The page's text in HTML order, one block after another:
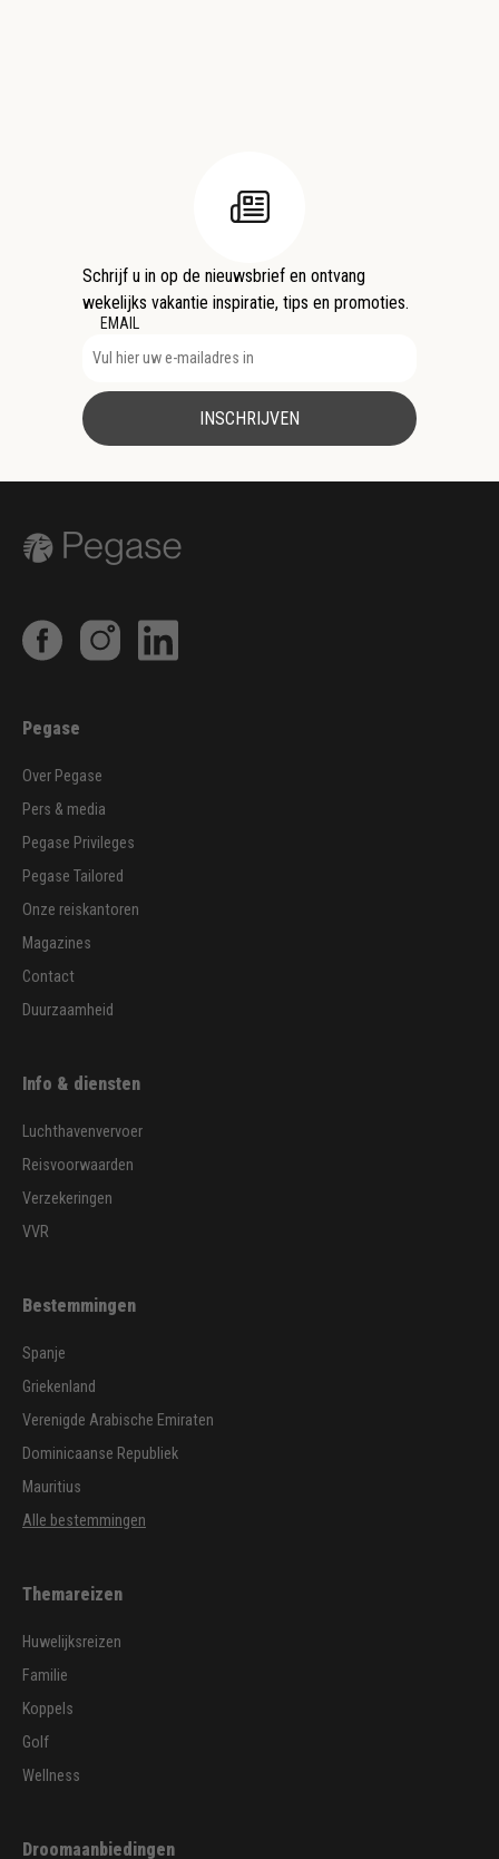
Schrijf u in op de nieuwsbrief en ontvang
wekelijks vakantie inspiratie, tips en promoties.
EMAIL
INSCHRIJVEN
Pegase
Over Pegase
Pers & media
Pegase Privileges
Pegase Tailored
Onze reiskantoren
Magazines
Contact
Duurzaamheid
Info & diensten
Luchthavenvervoer
Reisvoorwaarden
Verzekeringen
VVR
Bestemmingen
Spanje
Griekenland
Verenigde Arabische Emiraten
Dominicaanse Republiek
Mauritius
Alle bestemmingen
Themareizen
Huwelijksreizen
Familie
Koppels
Golf
Wellness
Droomaanbiedingen